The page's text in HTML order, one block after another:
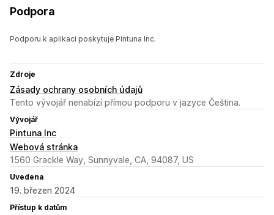
Podpora
Podporu k aplikaci poskytuje Pintuna Inc.
Zdroje
Zásady ochrany osobních údajů
Tento vývojář nenabízí přímou podporu v jazyce Čeština.
Vývojář
Pintuna Inc
Webová stránka
1560 Grackle Way, Sunnyvale, CA, 94087, US
Uvedena
19. březen 2024
Přístup k datům